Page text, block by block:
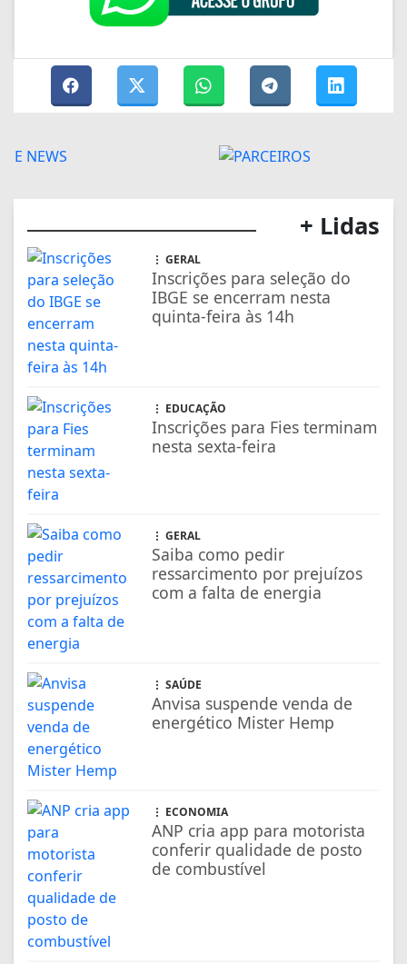
+ Lidas
GERAL
Inscrições para seleção do
IBGE se encerram nesta
quinta-feira às 14h
EDUCAÇÃO
Inscrições para Fies terminam
nesta sexta-feira
GERAL
Saiba como pedir
ressarcimento por prejuízos
com a falta de energia
SAÚDE
Anvisa suspende venda de
energético Mister Hemp
ECONOMIA
ANP cria app para motorista
conferir qualidade de posto
de combustível